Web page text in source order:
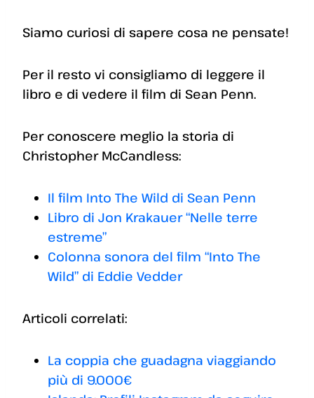
Siamo curiosi di sapere cosa ne pensate!
Per il resto vi consigliamo di leggere il
libro e di vedere il film di Sean Penn.
Per conoscere meglio la storia di
Christopher McCandless:
Il film Into The Wild di Sean Penn
Libro di Jon Krakauer “Nelle terre
estreme”
Colonna sonora del film “Into The
Wild” di Eddie Vedder
Articoli correlati:
La coppia che guadagna viaggiando
più di 9.000€